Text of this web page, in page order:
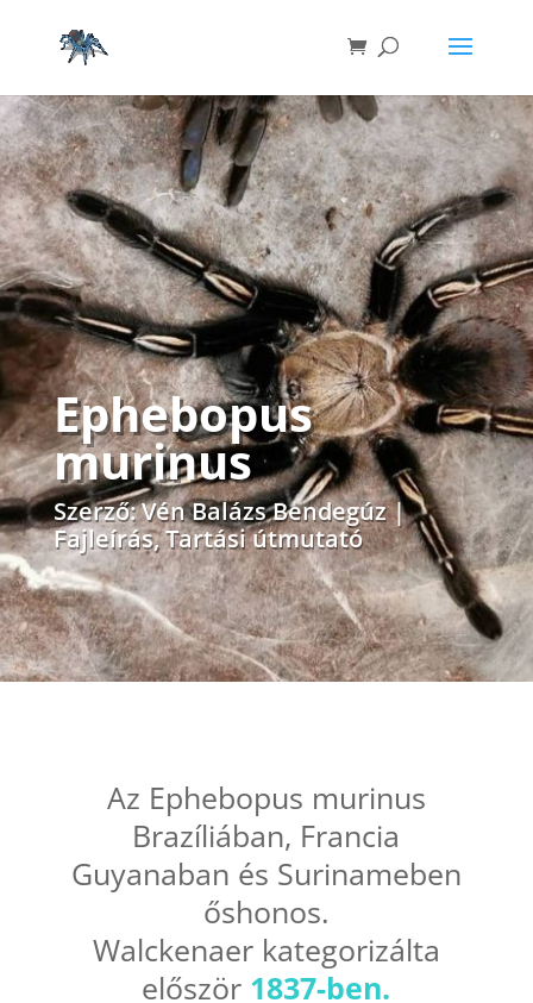
Ephebopus
murinus
Szerző:Vén Balázs Bendegúz|
Fajleírás,Tartási útmutató
Az Ephebopus murinus
Brazíliában, Francia
Guyanaban és Surinameben
őshonos.
Walckenaer kategorizálta
először 1837-ben.